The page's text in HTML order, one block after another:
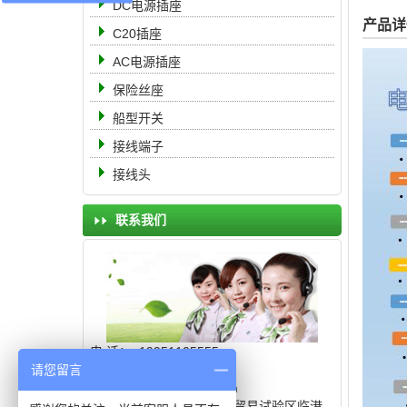
DC电源插座
C20插座
AC电源插座
保险丝座
船型开关
接线端子
接线头
联系我们
电 话： 19951105555
传 真：0512-68363888
邮 箱：8311566@qq.com
产品
请您留言